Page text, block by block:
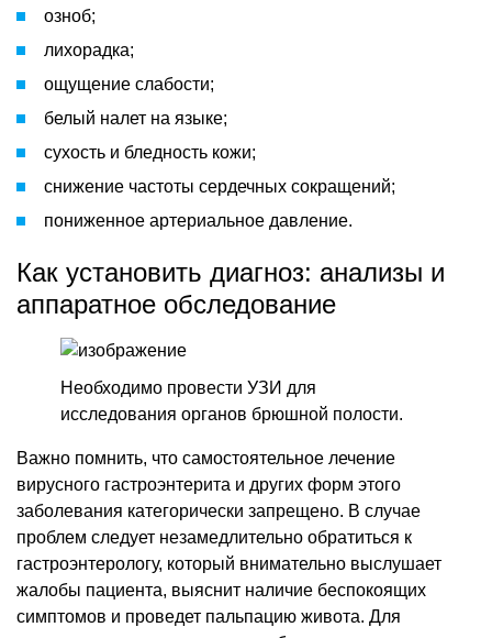
озноб;
лихорадка;
ощущение слабости;
белый налет на языке;
сухость и бледность кожи;
снижение частоты сердечных сокращений;
пониженное артериальное давление.
Как установить диагноз: анализы и
аппаратное обследование
Необходимо провести УЗИ для
исследования органов брюшной полости.
Важно помнить, что самостоятельное лечение
вирусного гастроэнтерита и других форм этого
заболевания категорически запрещено. В случае
проблем следует незамедлительно обратиться к
гастроэнтерологу, который внимательно выслушает
жалобы пациента, выяснит наличие беспокоящих
симптомов и проведет пальпацию живота. Для